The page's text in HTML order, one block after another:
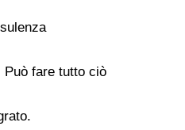
Può fare tutto ciò